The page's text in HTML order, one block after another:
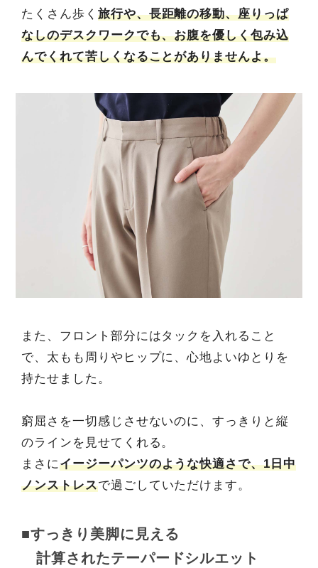
たくさん歩く 旅行や、長距離の移動、座りっぱ
なしのデスクワークでも、お腹を優しく包み込
んでくれて苦しくなることがありませんよ。
また、フロント部分にはタックを入れること
で、太もも周りやヒップに、心地よいゆとりを
持たせました。
窮屈さを一切感じさせないのに、すっきりと縦
のラインを見せてくれる。
まさにイージーパンツのような快適さで、1日中
ノンストレスで過ごしていただけます。
■すっきり美脚に見える
計算されたテーパードシルエット